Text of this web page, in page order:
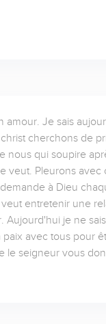
Je sais
cherchons de
nous qui soupire
veut. Pleurons
à Dieu
entretenir une
je ne
avec tous pour
le seigneur vous